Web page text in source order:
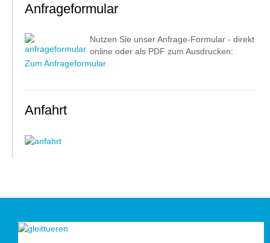
Anfrageformular
Nutzen Sie unser Anfrage-Formular - direkt
online oder als PDF zum Ausdrucken:
Zum Anfrageformular
Anfahrt